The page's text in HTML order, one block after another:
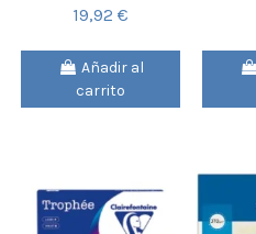
19,92 €
Añadir al
carrito